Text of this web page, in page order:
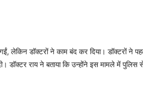
लेकिन डॉक्टरों ने काम बंद कर दिया। डॉक्टरों ने
डॉक्टर राय ने बताया कि उन्होंने इस मामले में